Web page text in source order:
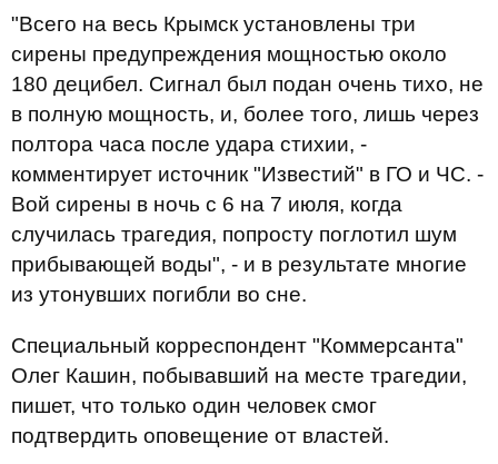
"Всего на весь Крымск установлены три
сирены предупреждения мощностью около
180 децибел. Сигнал был подан очень тихо, не
в полную мощность, и, более того, лишь через
полтора часа после удара стихии, -
комментирует источник "Известий" в ГО и ЧС. -
Вой сирены в ночь с 6 на 7 июля, когда
случилась трагедия, попросту поглотил шум
прибывающей воды", - и в результате многие
из утонувших погибли во сне.
Специальный корреспондент "Коммерсанта"
Олег Кашин, побывавший на месте трагедии,
пишет, что только один человек смог
подтвердить оповещение от властей.